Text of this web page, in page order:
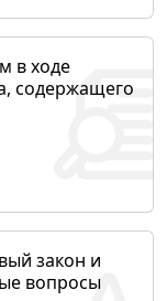
в ходе
содержащего
закон и
вопросы